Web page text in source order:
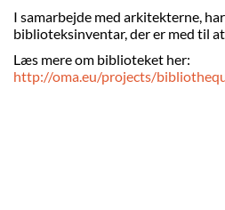
I samarbejde med arkitekterne,
biblioteksinventar, der er med til
Læs mere om biblioteket her:
http://oma.eu/projects/